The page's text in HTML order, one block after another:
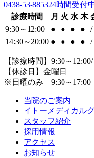
0438-53-885324時間受付
診療時間
月 火 水 木
9:30～12:00
● ● ● ● /
14:30～20:00 ● ● ● ● /
【診療時間】9:30～
【休診日】金曜日
※日曜のみ 9:30～17:00
当院のご案内
イトーメディカル
スタッフ紹介
採用情報
アクセス
お知らせ